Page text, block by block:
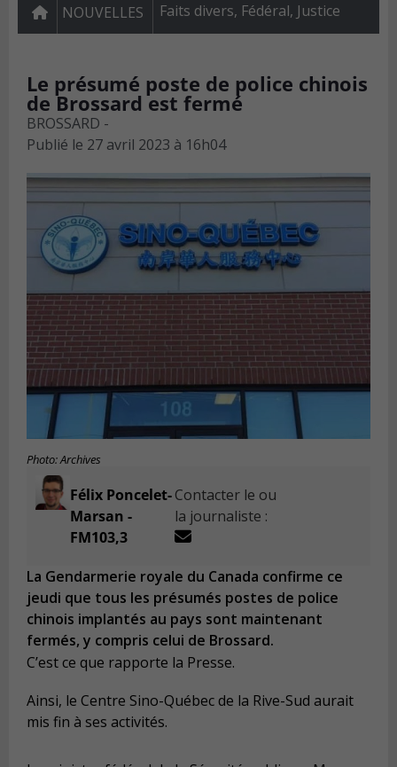
NOUVELLES Faits divers, Fédéral, Justice
Le présumé poste de police chinois
de Brossard est fermé
BROSSARD -
Publié le 27 avril 2023 à 16h04
Photo: Archives
Félix Poncelet-
Marsan -
FM103,3
Contacter le ou
la journaliste :
La Gendarmerie royale du Canada confirme ce
jeudi que tous les présumés postes de police
chinois implantés au pays sont maintenant
fermés, y compris celui de Brossard.
C’est ce que rapporte la Presse.
Ainsi, le Centre Sino-Québec de la Rive-Sud aurait
mis fin à ses activités.